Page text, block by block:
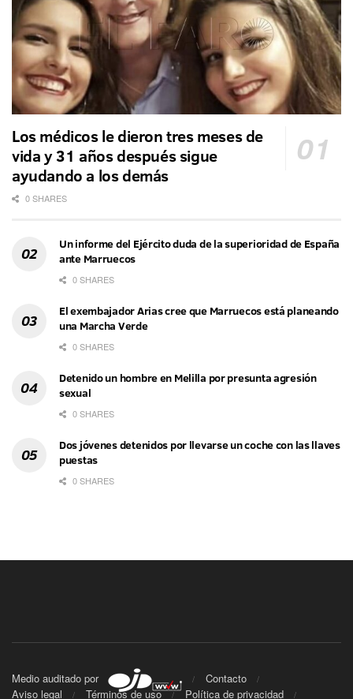
Los médicos le dieron tres meses de
vida y 31 años después sigue
ayudando a los demás
0 SHARES
Un informe del Ejército duda de la superioridad de España
ante Marruecos
0 SHARES
El exembajador Arias cree que Marruecos está planeando
una Marcha Verde
0 SHARES
Detenido un hombre en Melilla por presunta agresión
sexual
0 SHARES
Dos jóvenes detenidos por llevarse un coche con las llaves
puestas
0 SHARES
Medio auditado por
Contacto
Aviso legal
Términos de uso Política de privacidad